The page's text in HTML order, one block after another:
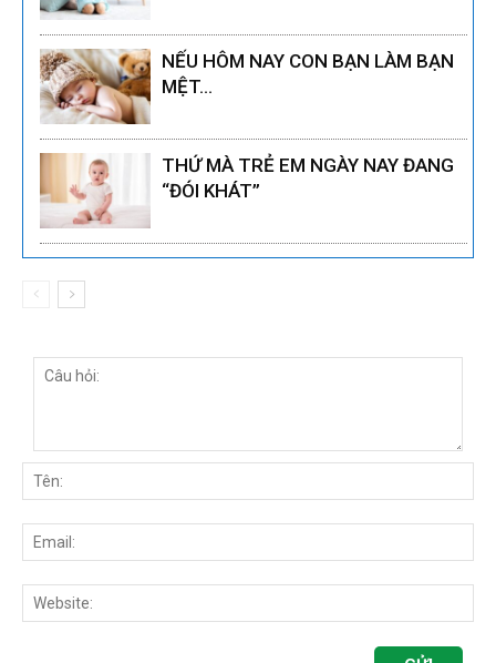
NẾU HÔM NAY CON BẠN LÀM BẠN
MỆT…
THỨ MÀ TRẺ EM NGÀY NAY ĐANG
“ĐÓI KHÁT”